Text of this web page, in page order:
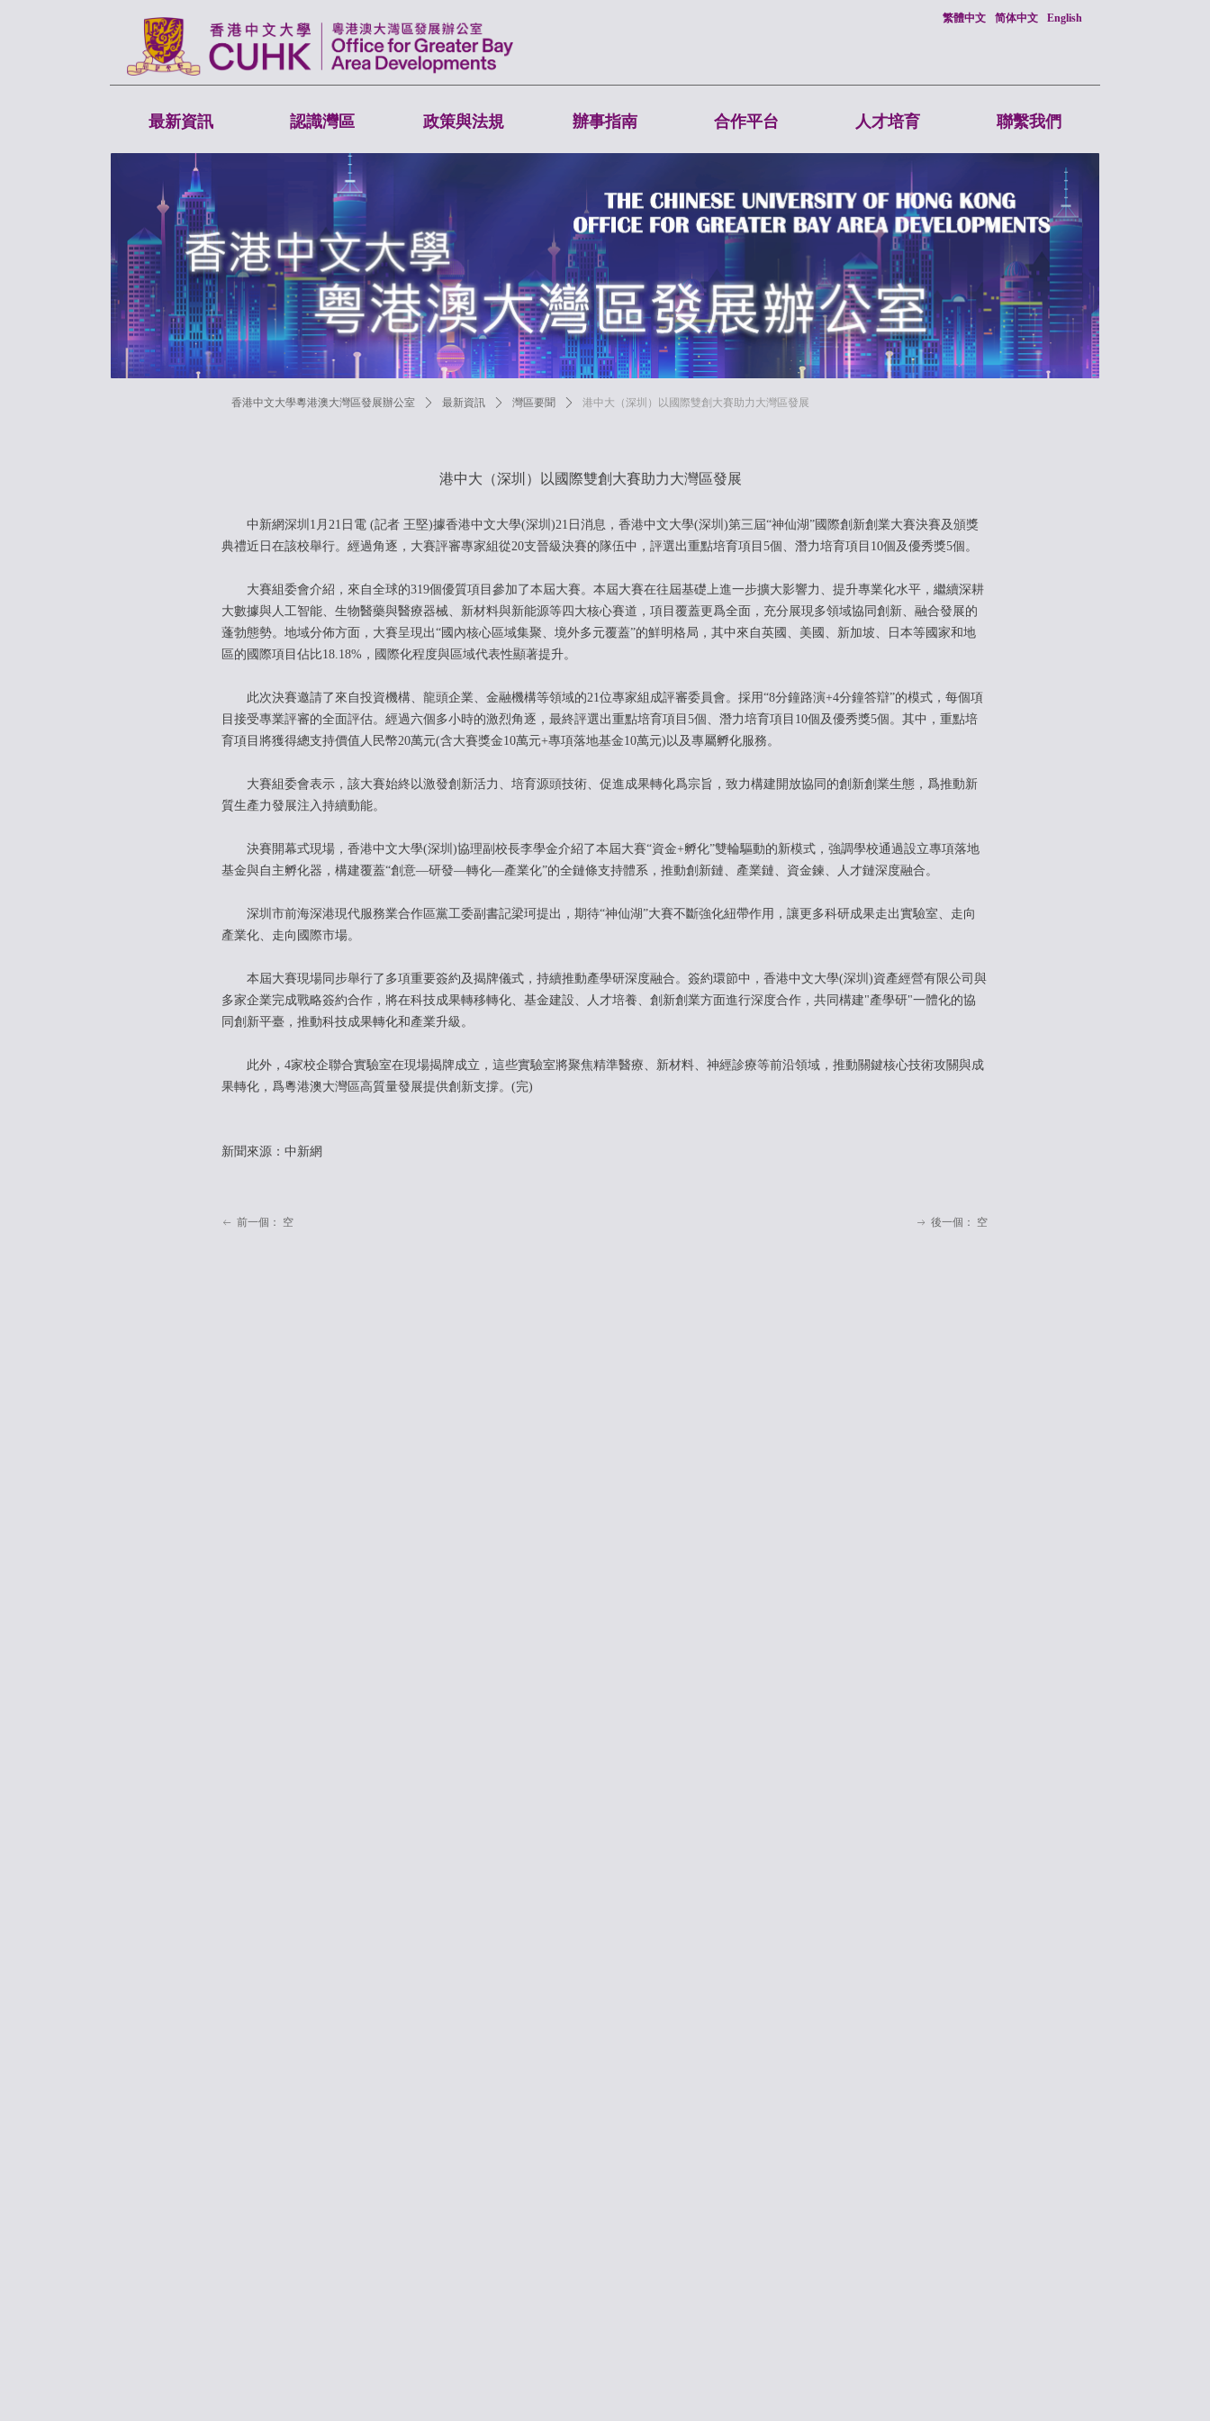
繁體中文 简体中文 English
最新資訊 認識灣區 政策與法規 辦事指南 合作平台 人才培育 聯繫我們
港中大（深圳）以國際雙創大賽助力大灣區發展
香港中文大學粵港澳大灣區發展辦公室 ꄲ 最新資訊 ꄲ 灣區要聞 ꄲ 港中大（深圳）以國際雙創大賽助力大灣區發展
中新網深圳1月21日電 (記者 王堅)據香港中文大學(深圳)21日消息，香港中文大學(深圳)第三屆“神仙湖”國際創新創業大賽決賽及頒獎
典禮近日在該校舉行。經過角逐，大賽評審專家組從20支晉級決賽的隊伍中，評選出重點培育項目5個、潛力培育項目10個及優秀獎5個。
大賽組委會介紹，來自全球的319個優質項目參加了本屆大賽。本屆大賽在往屆基礎上進一步擴大影響力、提升專業化水平，繼續深耕
大數據與人工智能、生物醫藥與醫療器械、新材料與新能源等四大核心賽道，項目覆蓋更爲全面，充分展現多領域協同創新、融合發展的
蓬勃態勢。地域分佈方面，大賽呈現出“國內核心區域集聚、境外多元覆蓋”的鮮明格局，其中來自英國、美國、新加坡、日本等國家和地
區的國際項目佔比18.18%，國際化程度與區域代表性顯著提升。
此次決賽邀請了來自投資機構、龍頭企業、金融機構等領域的21位專家組成評審委員會。採用“8分鐘路演+4分鐘答辯”的模式，每個項
目接受專業評審的全面評估。經過六個多小時的激烈角逐，最終評選出重點培育項目5個、潛力培育項目10個及優秀獎5個。其中，重點培
育項目將獲得總支持價值人民幣20萬元(含大賽獎金10萬元+專項落地基金10萬元)以及專屬孵化服務。
大賽組委會表示，該大賽始終以激發創新活力、培育源頭技術、促進成果轉化爲宗旨，致力構建開放協同的創新創業生態，爲推動新
質生產力發展注入持續動能。
決賽開幕式現場，香港中文大學(深圳)協理副校長李學金介紹了本屆大賽“資金+孵化”雙輪驅動的新模式，強調學校通過設立專項落地
基金與自主孵化器，構建覆蓋“創意—研發—轉化—產業化”的全鏈條支持體系，推動創新鏈、產業鏈、資金鍊、人才鏈深度融合。
深圳市前海深港現代服務業合作區黨工委副書記梁珂提出，期待“神仙湖”大賽不斷強化紐帶作用，讓更多科研成果走出實驗室、走向
產業化、走向國際市場。
本屆大賽現場同步舉行了多項重要簽約及揭牌儀式，持續推動產學研深度融合。簽約環節中，香港中文大學(深圳)資產經營有限公司與
多家企業完成戰略簽約合作，將在科技成果轉移轉化、基金建設、人才培養、創新創業方面進行深度合作，共同構建"產學研"一體化的協
同創新平臺，推動科技成果轉化和產業升級。
此外，4家校企聯合實驗室在現場揭牌成立，這些實驗室將聚焦精準醫療、新材料、神經診療等前沿領域，推動關鍵核心技術攻關與成
果轉化，爲粵港澳大灣區高質量發展提供創新支撐。(完)
新聞來源：中新網
ꂃ 前一個： 空 ꁹ 後一個： 空